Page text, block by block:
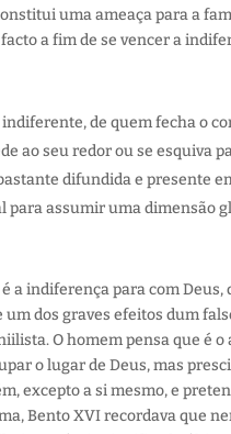
uma ameaça para a
a fim de se vencer a
de quem fecha o
ao seu redor ou se esquiva
difundida e presente
assumir uma dimensão
indiferença para com Deus,
dos graves efeitos dum
O homem pensa que é o
o lugar de Deus, mas
excepto a si mesmo, e
Bento XVI recordava que